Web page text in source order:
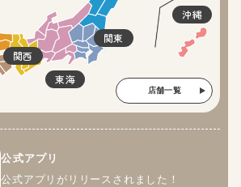
関東
東海
関西
沖縄
店舗一覧
公式アプリ
公式アプリがリリースされました！